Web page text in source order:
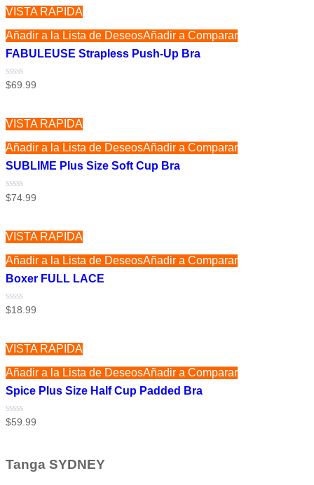
VISTA RÁPIDA
Añadir a la Lista de DeseosAñadir a Comparar
FABULEUSE Strapless Push-Up Bra
Valorado
5
$69.99
VISTA RÁPIDA
Añadir a la Lista de DeseosAñadir a Comparar
SUBLIME Plus Size Soft Cup Bra
Valorado
5
$74.99
VISTA RÁPIDA
Añadir a la Lista de DeseosAñadir a Comparar
Boxer FULL LACE
Valorado
5
$18.99
VISTA RÁPIDA
Añadir a la Lista de DeseosAñadir a Comparar
Spice Plus Size Half Cup Padded Bra
Valorado
5
$59.99
Tanga SYDNEY